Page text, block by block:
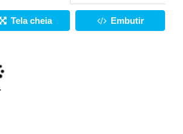
Tela cheia Embutir